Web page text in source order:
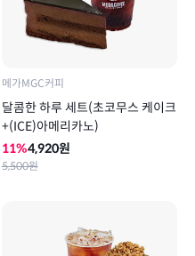
메가MGC커피
달콤한 하루 세트(초코무스 케이크
+(ICE)아메리카노)
11%4,920원
5,500원